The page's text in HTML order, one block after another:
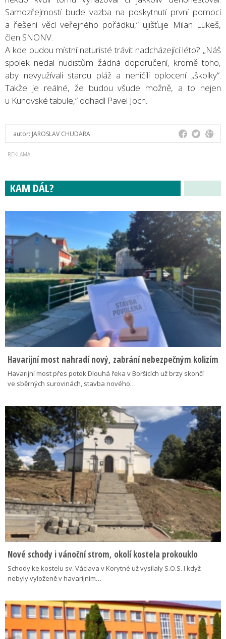
Samozřejmostí bude vazba na poskytnutí první pomoci
a řešení věcí veřejného pořádku,“ ujišťuje Milan Lukeš,
člen SNONV.
A kde budou místní naturisté trávit nadcházející léto? „Náš
spolek nedal nudistům žádná doporučení, kromě toho,
aby nevyužívali starou pláž a neničili oplocení „školky“.
Takže je reálné, že budou všude možně, a to nejen
u Kunovské tabule,“ odhadl Pavel Joch.
autor: JAROSLAV CHUDARA
KAM DÁL?
Havarijní most nahradí nový, zabrání nebezpečným kolizím
Havarijní most přes potok Dlouhá řeka v Boršicích už brzy skončí
ve sběrných surovinách, stavba nového…
Nové schody i vánoční strom, okolí kostela prokouklo
Schody ke kostelu sv. Václava v Korytné už vysílaly S.O.S. I když
nebyly vyloženě v havarijním…